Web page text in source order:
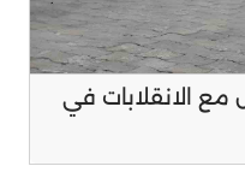
مع الانقلابات في